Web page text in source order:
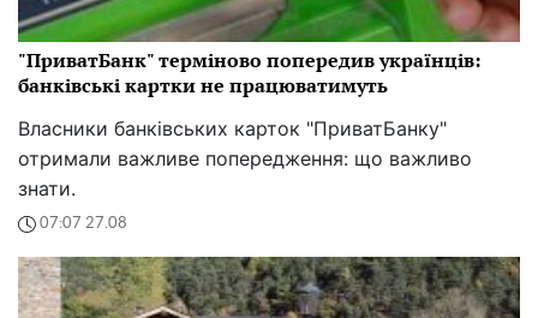
"ПриватБанк" терміново попередив українців:
банківські картки не працюватимуть
Власники банківських карток "ПриватБанку"
отримали важливе попередження: що важливо
знати.
07:07 27.08